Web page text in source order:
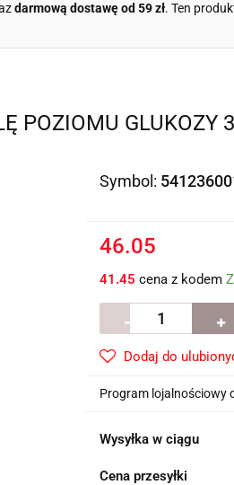
darmową dostawę od 59 zł. Ten
POZIOMU GLUKOZY
Symbol:
46.05
41.45 cena z kodem
Dodaj do
Program lojalnościowy
Wysyłka w ciągu
Cena przesyłki